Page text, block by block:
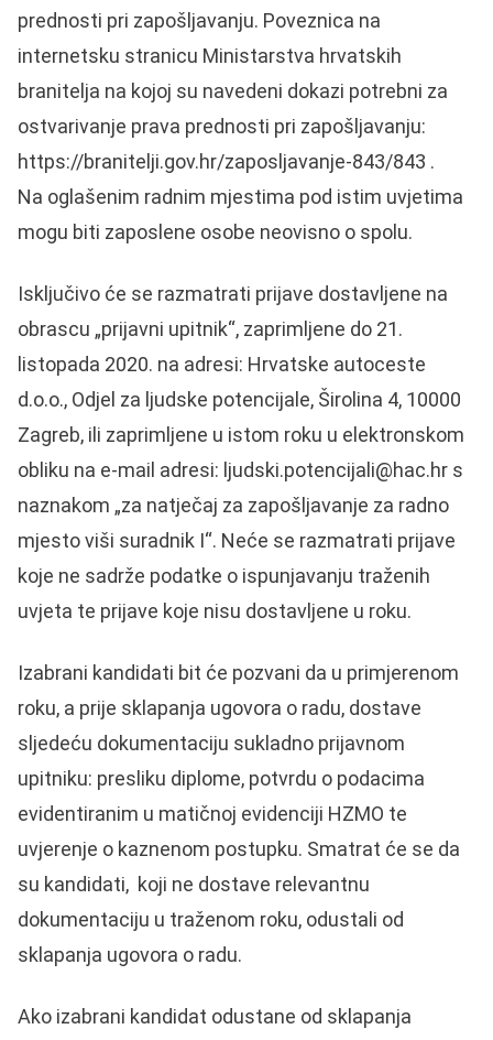
prednosti pri zapošljavanju. Poveznica na
internetsku stranicu Ministarstva hrvatskih
branitelja na kojoj su navedeni dokazi potrebni za
ostvarivanje prava prednosti pri zapošljavanju:
https://branitelji.gov.hr/zaposljavanje-843/843 .
Na oglašenim radnim mjestima pod istim uvjetima
mogu biti zaposlene osobe neovisno o spolu.
Isključivo će se razmatrati prijave dostavljene na
obrascu „prijavni upitnik“, zaprimljene do 21.
listopada 2020. na adresi: Hrvatske autoceste
d.o.o., Odjel za ljudske potencijale, Širolina 4, 10000
Zagreb, ili zaprimljene u istom roku u elektronskom
obliku na e-mail adresi: ljudski.potencijali@hac.hr s
naznakom „za natječaj za zapošljavanje za radno
mjesto viši suradnik I“. Neće se razmatrati prijave
koje ne sadrže podatke o ispunjavanju traženih
uvjeta te prijave koje nisu dostavljene u roku.
Izabrani kandidati bit će pozvani da u primjerenom
roku, a prije sklapanja ugovora o radu, dostave
sljedeću dokumentaciju sukladno prijavnom
upitniku: presliku diplome, potvrdu o podacima
evidentiranim u matičnoj evidenciji HZMO te
uvjerenje o kaznenom postupku. Smatrat će se da
su kandidati, koji ne dostave relevantnu
dokumentaciju u traženom roku, odustali od
sklapanja ugovora o radu.
Ako izabrani kandidat odustane od sklapanja